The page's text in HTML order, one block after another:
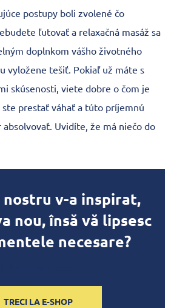
postupy boli zvolené čo
ľutovať a relaxačná masáž sa
doplnkom vášho životného
vyložene tešiť. Pokiaľ už máte s
skúsenosti, viete dobre o čom je
ste prestať váhať a túto príjemnú
absolvovať. Uvidíte, že má niečo do
v-a inspirat,
nou, însă vă lipsesc
necesare?
TRECI LA E-SHOP